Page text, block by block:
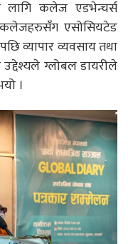
लागि कलेज एडभेन्चर्स
कलेजहरुसँग एसोसियटेड
व्यापार व्यवसाय तथा
ग्लोबल डायरीले
।